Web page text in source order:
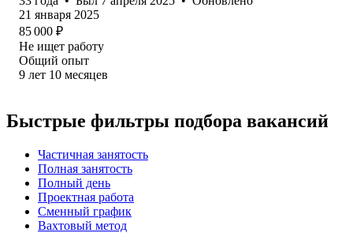
21 января 2025
85 000 ₽
Не ищет работу
Общий опыт
9 лет 10 месяцев
Быстрые фильтры подбора вакансий
Частичная занятость
Полная занятость
Полный день
Проектная работа
Сменный график
Вахтовый метод